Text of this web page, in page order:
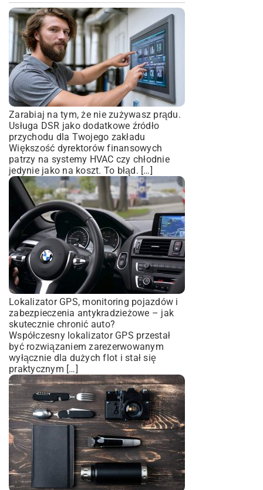
Zarabiaj na tym, że nie zużywasz prądu.
Usługa DSR jako dodatkowe źródło
przychodu dla Twojego zakładu
Większość dyrektorów finansowych
patrzy na systemy HVAC czy chłodnie
jedynie jako na koszt. To błąd. […]
Lokalizator GPS, monitoring pojazdów i
zabezpieczenia antykradzieżowe – jak
skutecznie chronić auto?
Współczesny lokalizator GPS przestał
być rozwiązaniem zarezerwowanym
wyłącznie dla dużych flot i stał się
praktycznym […]